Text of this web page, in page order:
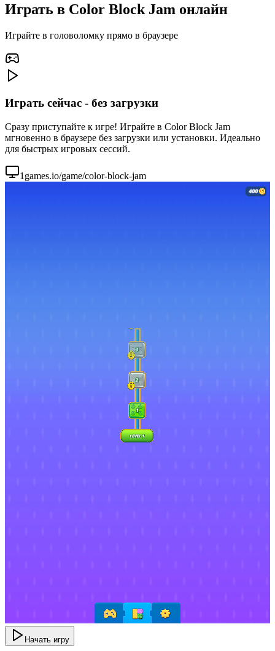
Играть в Color Block Jam онлайн
Играйте в головоломку прямо в браузере
Играть сейчас - без загрузки
Сразу приступайте к игре! Играйте в Color Block Jam
мгновенно в браузере без загрузки или установки. Идеально
для быстрых игровых сессий.
1games.io/game/color-block-jam
Начать игру